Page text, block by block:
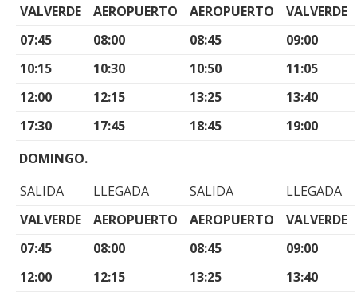
VALVERDE
AEROPUERTO AEROPUERTO
VALVERDE
07:45
08:00 08:45
09:00
10:15
10:30 10:50
11:05
12:00
12:15 13:25
13:40
17:30
17:45 18:45
19:00
DOMINGO.
SALIDA
LLEGADA SALIDA
LLEGADA
VALVERDE
AEROPUERTO AEROPUERTO
VALVERDE
07:45
08:00 08:45
09:00
12:00
12:15 13:25
13:40